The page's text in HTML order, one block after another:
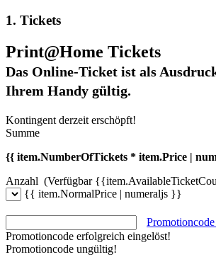
1. Tickets
Print@Home Tickets
Das Online-Ticket ist als
Ihrem Handy gültig.
Kontingent derzeit erschöpft!
Summe
{{ item.NumberOfTickets * item.Price |
Anzahl (Verfügbar
{{ item.NormalPrice | numeraljs }}
Promotioncode erfolgreich eingelöst!
Promotioncode ungültig!